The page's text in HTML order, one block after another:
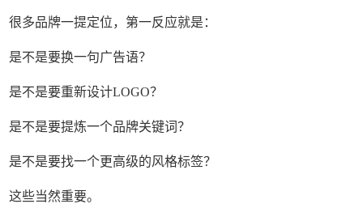
很多品牌一提定位，第一反应就是：
是不是要换一句广告语？
是不是要重新设计LOGO？
是不是要提炼一个品牌关键词？
是不是要找一个更高级的风格标签？
这些当然重要。